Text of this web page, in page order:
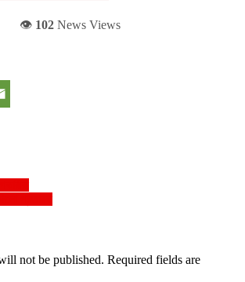
👁️ 102News Views
not be published. Required fields are